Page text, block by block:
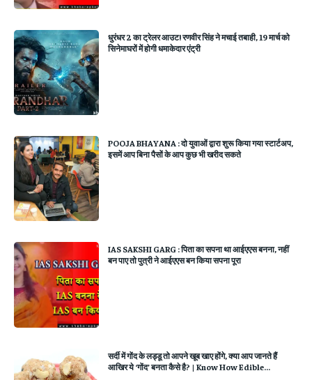
धुरंधर 2 का ट्रेलर आउट! रणवीर सिंह ने मचाई तबाही, 19 मार्च को
सिनेमाघरों में होगी धमाकेदार एंट्री
POOJA BHAYANA : दो युवाओं द्वारा शुरू किया गया स्टार्टअप,
इसमें आप बिना पैसों के आप कुछ भी खरीद सकते
IAS SAKSHI GARG : पिता का सपना था आईएएस बनना, नहीं
बन पाए तो पुत्री ने आईएएस बन किया सपना पूरा
सर्दी में गोंद के लड्डू तो आपने खूब खाए होंगे, क्या आप जानते हैं
आखिर ये ‘गोंद’ बनता कैसे है? | Know How Edible...